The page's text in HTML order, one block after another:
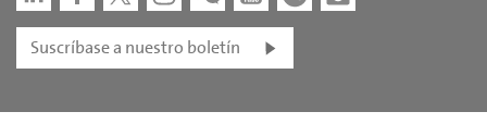
Suscríbase a nuestro boletín